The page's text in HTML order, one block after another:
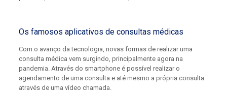
Os famosos aplicativos de consultas médicas
Com o avanço da tecnologia, novas formas de realizar uma
consulta médica vem surgindo, principalmente agora na
pandemia. Através do smartphone é possível realizar o
agendamento de uma consulta e até mesmo a própria consulta
através de uma vídeo chamada.